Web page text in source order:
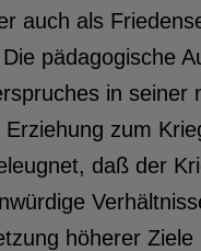
auch als
pädagogische
in seiner
zum
daß der
höherer Ziele